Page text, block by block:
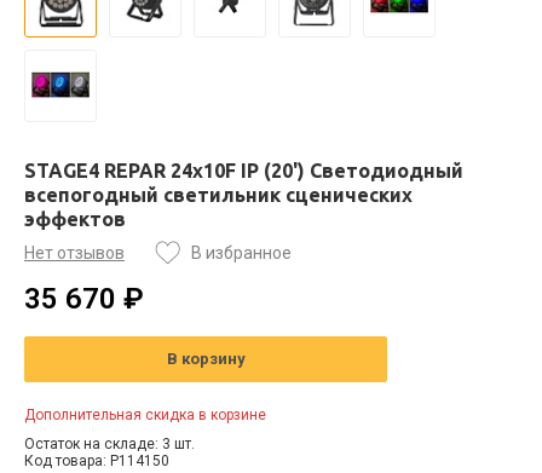
STAGE4 REPAR 24x10F IP (20') Светодиодный
всепогодный светильник сценических
эффектов
Нет отзывов В избранное
35 670 ₽
В корзину
Дополнительная скидка в корзине
Остаток на складе: 3 шт.
Код товара: P114150